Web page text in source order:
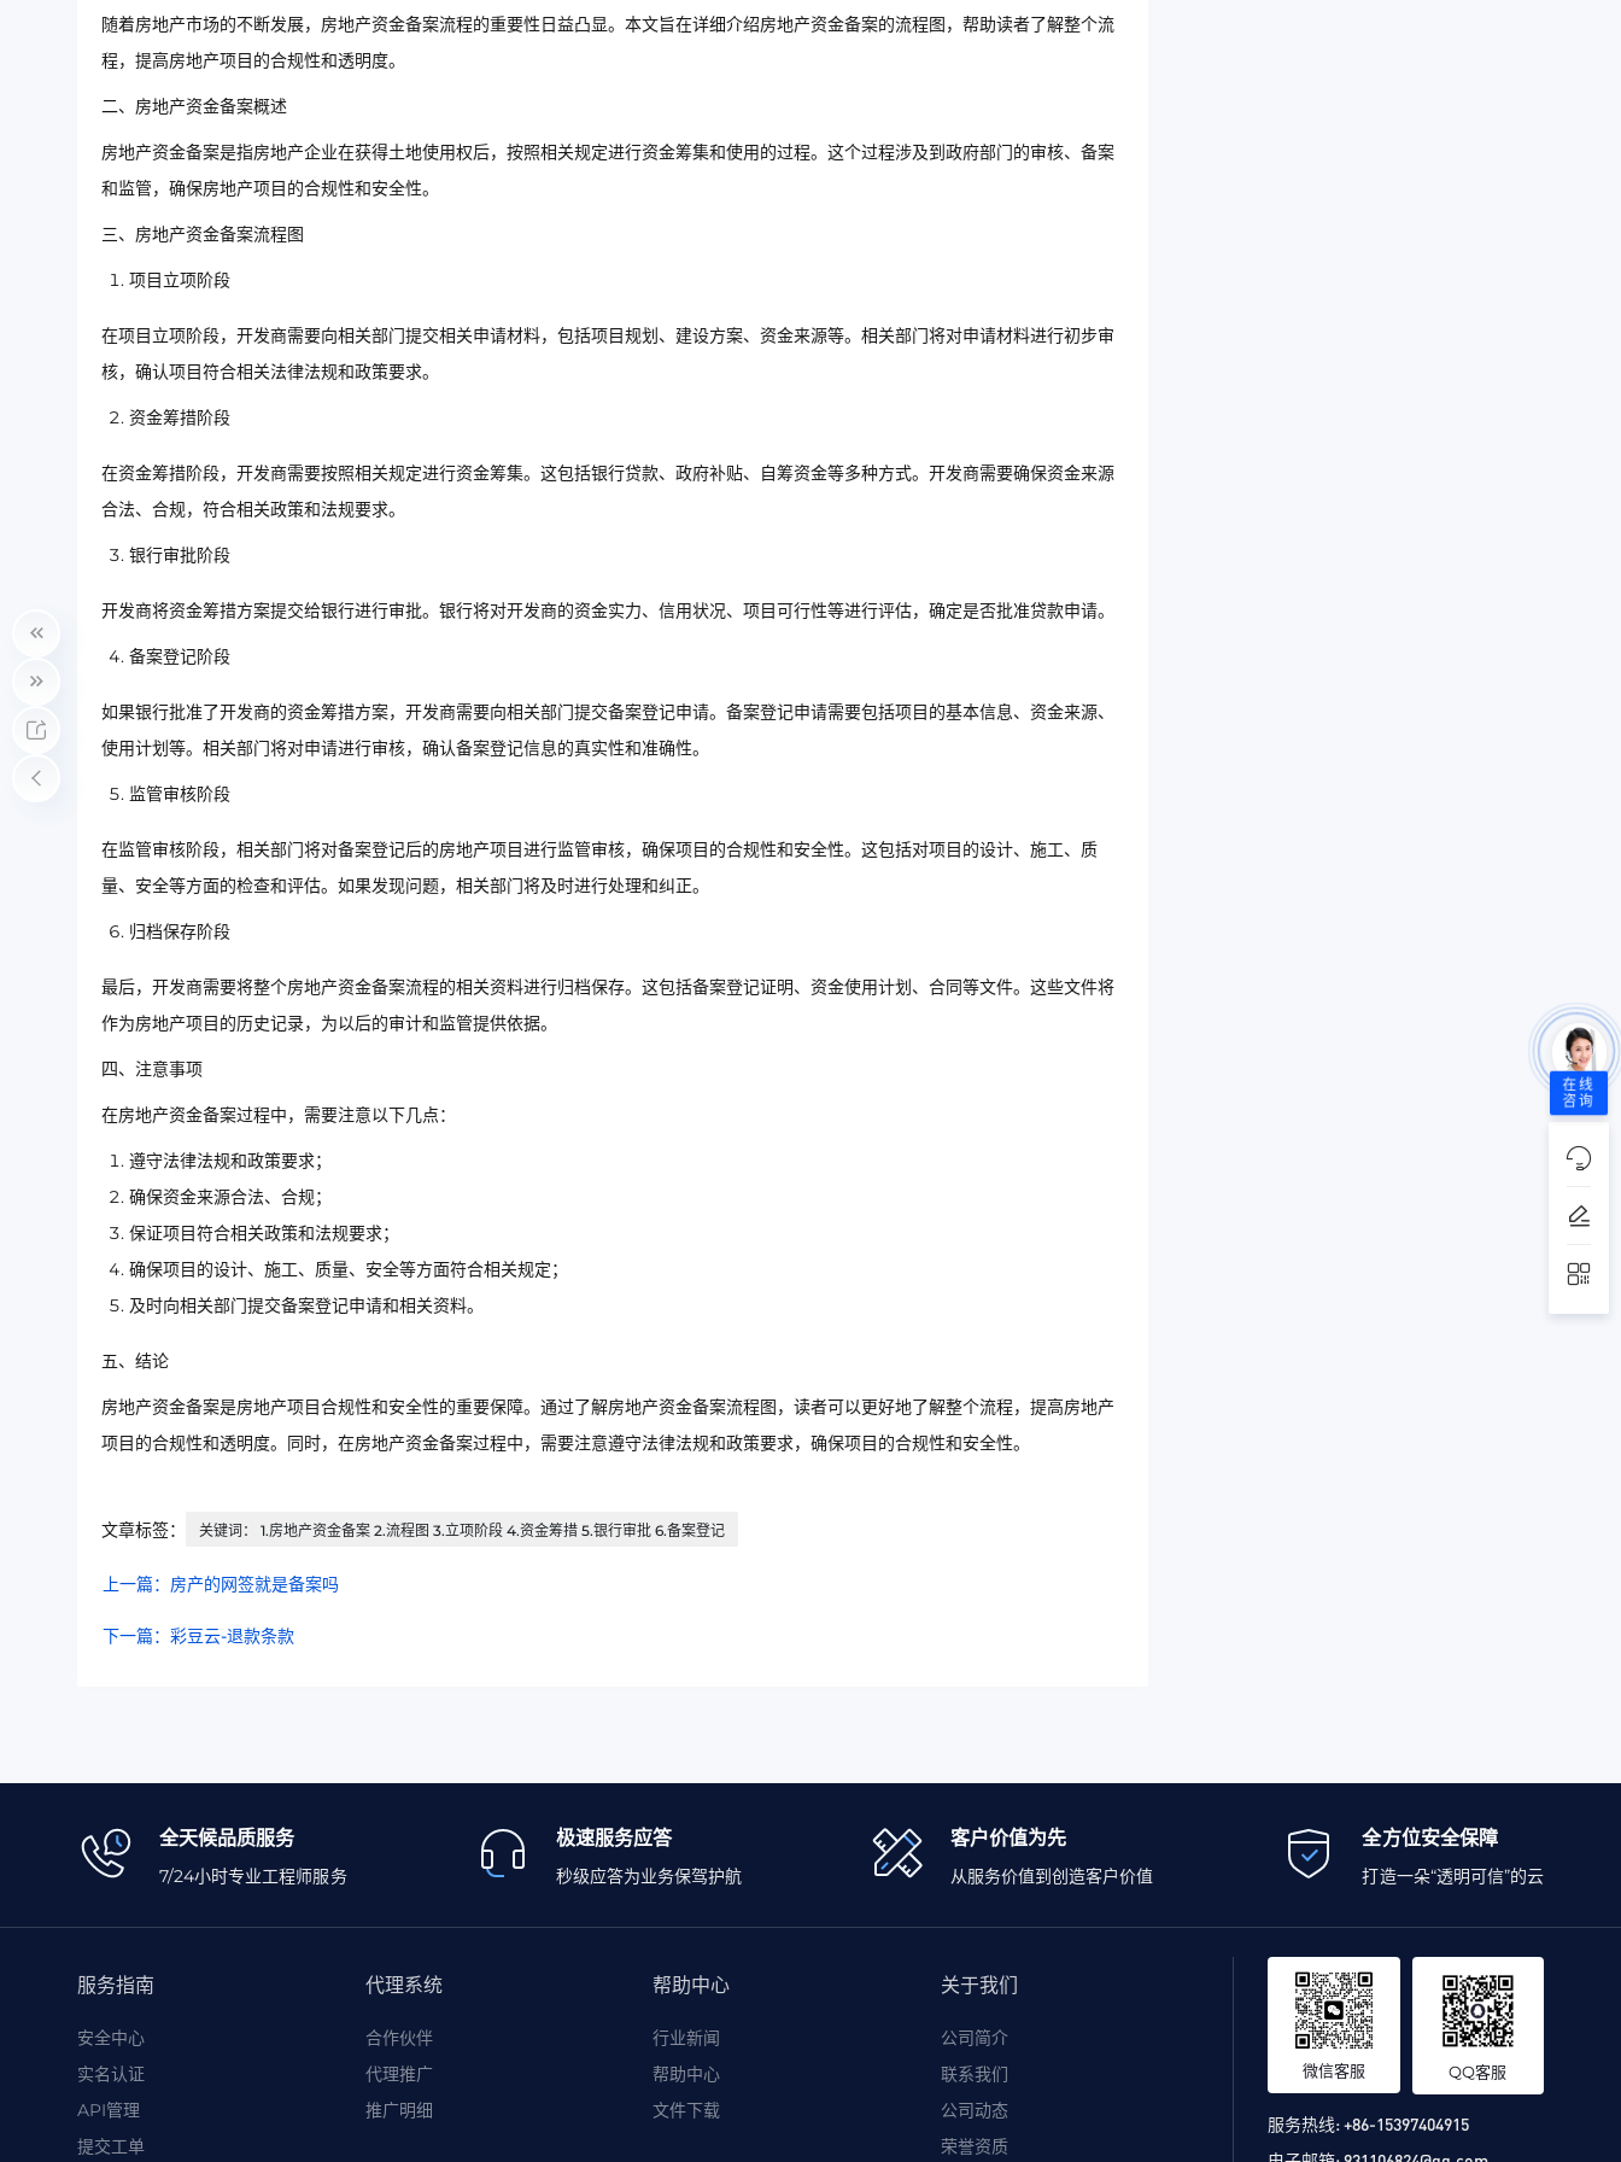
随着房地产市场的不断发展，房地产资金备案流程的重要性日益凸显。本文旨在详细介绍房地产资金备案的流程图，帮助读者了解整个流
程，提高房地产项目的合规性和透明度。
二、房地产资金备案概述
房地产资金备案是指房地产企业在获得土地使用权后，按照相关规定进行资金筹集和使用的过程。这个过程涉及到政府部门的审核、备案
和监管，确保房地产项目的合规性和安全性。
三、房地产资金备案流程图
项目立项阶段
在项目立项阶段，开发商需要向相关部门提交相关申请材料，包括项目规划、建设方案、资金来源等。相关部门将对申请材料进行初步审
核，确认项目符合相关法律法规和政策要求。
资金筹措阶段
在资金筹措阶段，开发商需要按照相关规定进行资金筹集。这包括银行贷款、政府补贴、自筹资金等多种方式。开发商需要确保资金来源
合法、合规，符合相关政策和法规要求。
银行审批阶段
开发商将资金筹措方案提交给银行进行审批。银行将对开发商的资金实力、信用状况、项目可行性等进行评估，确定是否批准贷款申请。
备案登记阶段
如果银行批准了开发商的资金筹措方案，开发商需要向相关部门提交备案登记申请。备案登记申请需要包括项目的基本信息、资金来源、
使用计划等。相关部门将对申请进行审核，确认备案登记信息的真实性和准确性。
监管审核阶段
在监管审核阶段，相关部门将对备案登记后的房地产项目进行监管审核，确保项目的合规性和安全性。这包括对项目的设计、施工、质
量、安全等方面的检查和评估。如果发现问题，相关部门将及时进行处理和纠正。
归档保存阶段
最后，开发商需要将整个房地产资金备案流程的相关资料进行归档保存。这包括备案登记证明、资金使用计划、合同等文件。这些文件将
作为房地产项目的历史记录，为以后的审计和监管提供依据。
四、注意事项
在房地产资金备案过程中，需要注意以下几点：
遵守法律法规和政策要求；
确保资金来源合法、合规；
保证项目符合相关政策和法规要求；
确保项目的设计、施工、质量、安全等方面符合相关规定；
及时向相关部门提交备案登记申请和相关资料。
五、结论
房地产资金备案是房地产项目合规性和安全性的重要保障。通过了解房地产资金备案流程图，读者可以更好地了解整个流程，提高房地产
项目的合规性和透明度。同时，在房地产资金备案过程中，需要注意遵守法律法规和政策要求，确保项目的合规性和安全性。
文章标签： 关键词： 1.房地产资金备案 2.流程图 3.立项阶段 4.资金筹措 5.银行审批 6.备案登记
上一篇：房产的网签就是备案吗
下一篇：彩豆云-退款条款
全天候品质服务
7/24小时专业工程师服务
极速服务应答
秒级应答为业务保驾护航
客户价值为先
从服务价值到创造客户价值
全方位安全保障
打造一朵“透明可信”的云
服务指南
安全中心
实名认证
API管理
提交工单
代理系统
合作伙伴
代理推广
推广明细
帮助中心
行业新闻
帮助中心
文件下载
关于我们
公司简介
联系我们
公司动态
荣誉资质
微信客服 QQ客服
服务热线:+86-15397404915
在线
咨询